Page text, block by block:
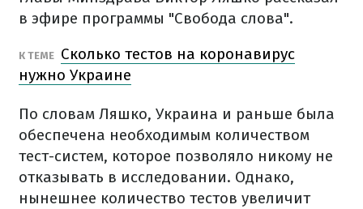
в эфире программы "Свобода слова".
К ТЕМЕ Сколько тестов на коронавирус
нужно Украине
По словам Ляшко, Украина и раньше была
обеспечена необходимым количеством
тест-систем, которое позволяло никому не
отказывать в исследовании. Однако,
нынешнее количество тестов увеличит